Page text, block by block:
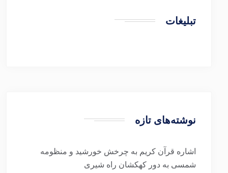
تبلیغات
نوشته‌های تازه
اشاره قرآن کریم به چرخش خورشید و منظومه
شمسی به دور کهکشان راه شیری